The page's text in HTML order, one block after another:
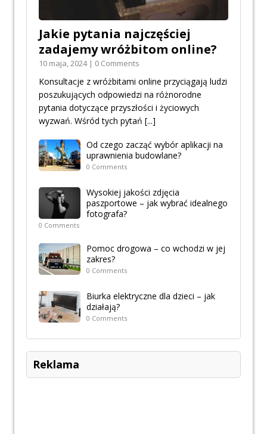
Jakie pytania najczęściej
zadajemy wróżbitom online?
10 maja, 2024 | 0 Comments
Konsultacje z wróżbitami online przyciągają ludzi
poszukujących odpowiedzi na różnorodne
pytania dotyczące przyszłości i życiowych
wyzwań. Wśród tych pytań [...]
Od czego zacząć wybór aplikacji na
uprawnienia budowlane?
0 Comments
Wysokiej jakości zdjęcia
paszportowe – jak wybrać idealnego
fotografa?
0 Comments
Pomoc drogowa – co wchodzi w jej
zakres?
0 Comments
Biurka elektryczne dla dzieci – jak
działają?
0 Comments
Reklama